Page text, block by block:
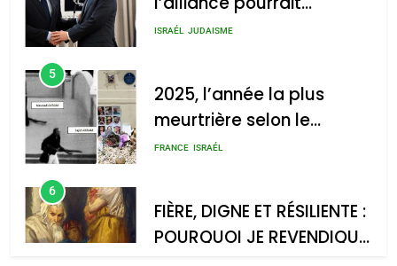
2025, l’année la plus
meurtrière selon le rapport
d’ADL contre
l’antisémitisme
d’Amérique latine
rapport d’ADL contre
l’antisémitisme
FRANCE ISRAÉL
6
MA JUDAÏTE par Thérèse
Zrihen-Dvir
ISRAÉL JUDAISME